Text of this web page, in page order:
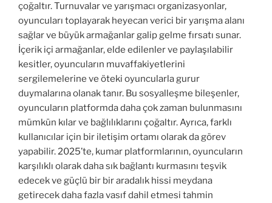
çoğaltır. Turnuvalar ve yarışmacı organizasyonlar,
oyuncuları toplayarak heyecan verici bir yarışma alanı
sağlar ve büyük armağanlar galip gelme fırsatı sunar.
İçerik içi armağanlar, elde edilenler ve paylaşılabilir
kesitler, oyuncuların muvaffakiyetlerini
sergilemelerine ve öteki oyuncularla gurur
duymalarına olanak tanır. Bu sosyalleşme bileşenler,
oyuncuların platformda daha çok zaman bulunmasını
mümkün kılar ve bağlılıklarını çoğaltır. Ayrıca, farklı
kullanıcılar için bir iletişim ortamı olarak da görev
yapabilir. 2025’te, kumar platformlarının, oyuncuların
karşılıklı olarak daha sık bağlantı kurmasını teşvik
edecek ve güçlü bir bir aradalık hissi meydana
getirecek daha fazla vasıf dahil etmesi tahmin